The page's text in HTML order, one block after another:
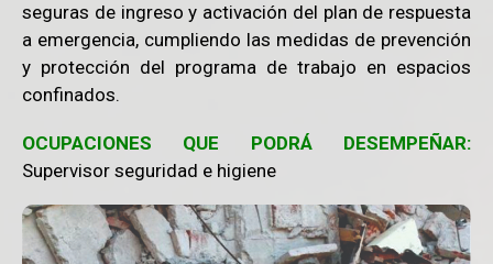
seguras de ingreso y activación del plan de respuesta
a emergencia, cumpliendo las medidas de prevención
y protección del programa de trabajo en espacios
confinados.
OCUPACIONES QUE PODRÁ DESEMPEÑAR:
Supervisor seguridad e higiene